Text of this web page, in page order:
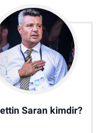
Saran kimdir?